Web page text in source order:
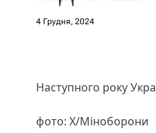
4 Грудня, 2024
Наступного року
фото: X/Міноборони